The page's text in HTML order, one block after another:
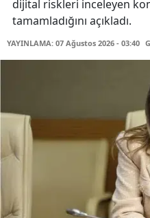
dijital riskleri inceleyen
tamamladığını açıkladı.
YAYINLAMA: 07 Ağustos 2026 - 03:40